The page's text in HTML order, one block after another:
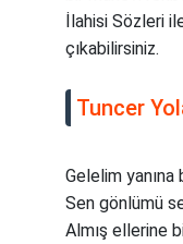
İlahisi Sözleri
çıkabilirsiniz.
Tuncer
Gelelim
Sen gönlümü
Almış ellerine